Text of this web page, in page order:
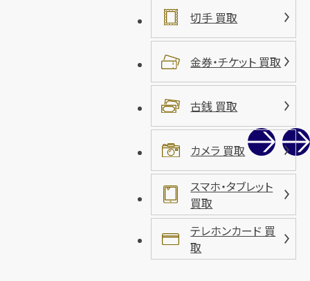
切手 買取
金券・チケット 買取
古銭 買取
カメラ 買取
スマホ・タブレット
買取
テレホンカード 買
取